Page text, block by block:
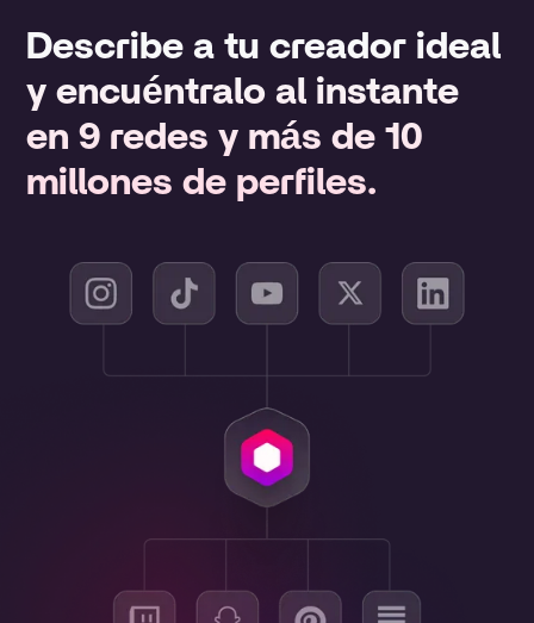
Describe a tu creador ideal
y encuéntralo al instante
en 9 redes y más de 10
millones de perfiles.